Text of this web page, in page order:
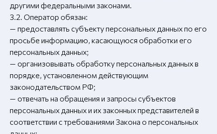
другими федеральными законами.
3.2. Оператор обязан:
— предоставлять субъекту персональных данных по его
просьбе информацию, касающуюся обработки его
персональных данных;
— организовывать обработку персональных данных в
порядке, установленном действующим
законодательством РФ;
— отвечать на обращения и запросы субъектов
персональных данных и их законных представителей в
соответствии с требованиями Закона о персональных